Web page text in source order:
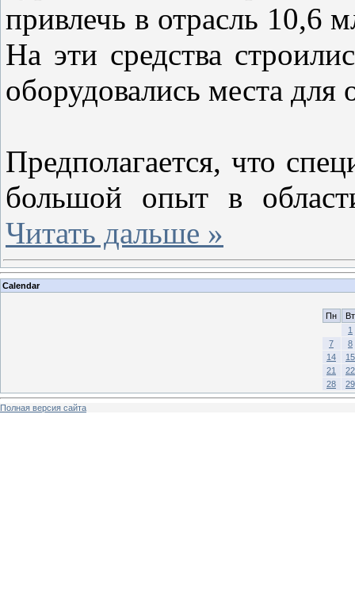
привлечь в отрасль 10,6
На эти средства
оборудовались места для
Предполагается, что
большой опыт в
Читать дальше »
Calendar
Пн
Вт
1
7
8
14
15
21
22
28
29
Полная версия сайта